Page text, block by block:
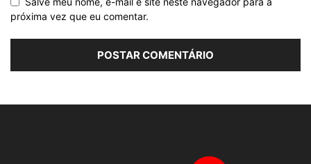
próxima vez que eu comentar.